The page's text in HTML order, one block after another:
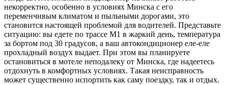
некорректно, особенно в условиях Минска с его
переменчивым климатом и пыльными дорогами, это
становится настоящей проблемой для водителей. Представьте
ситуацию: вы едете по трассе М1 в жаркий день, температура
за бортом под 30 градусов, а ваш автокондиционер еле-еле
прохладный воздух выдает. При этом вы планируете
остановиться в мотеле неподалеку от Минска, где надеетесь
отдохнуть в комфортных условиях. Такая неисправность
может существенно испортить как саму поездку, так и отдых.